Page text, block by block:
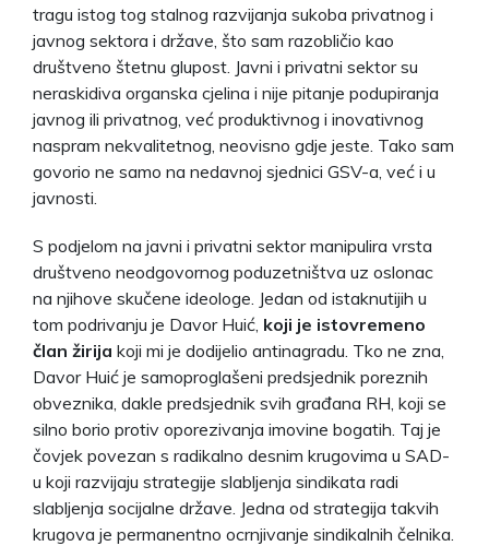
tragu istog tog stalnog razvijanja sukoba privatnog i
javnog sektora i države, što sam razobličio kao
društveno štetnu glupost. Javni i privatni sektor su
neraskidiva organska cjelina i nije pitanje podupiranja
javnog ili privatnog, već produktivnog i inovativnog
naspram nekvalitetnog, neovisno gdje jeste. Tako sam
govorio ne samo na nedavnoj sjednici GSV-a, već i u
javnosti.
S podjelom na javni i privatni sektor manipulira vrsta
društveno neodgovornog poduzetništva uz oslonac
na njihove skučene ideologe. Jedan od istaknutijih u
tom podrivanju je Davor Huić, koji je istovremeno
član žirija koji mi je dodijelio antinagradu. Tko ne zna,
Davor Huić je samoproglašeni predsjednik poreznih
obveznika, dakle predsjednik svih građana RH, koji se
silno borio protiv oporezivanja imovine bogatih. Taj je
čovjek povezan s radikalno desnim krugovima u SAD-
u koji razvijaju strategije slabljenja sindikata radi
slabljenja socijalne države. Jedna od strategija takvih
krugova je permanentno ocrnjivanje sindikalnih čelnika.